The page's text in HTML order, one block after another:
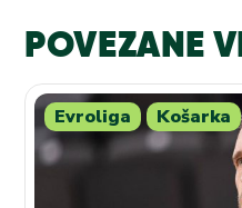
POVEZANE
Evroliga Košarka